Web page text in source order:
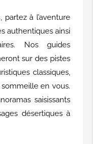
, partez à l’aventure
authentiques ainsi
Nos guides
sur des pistes
classiques,
en vous.
saisissants
désertiques à